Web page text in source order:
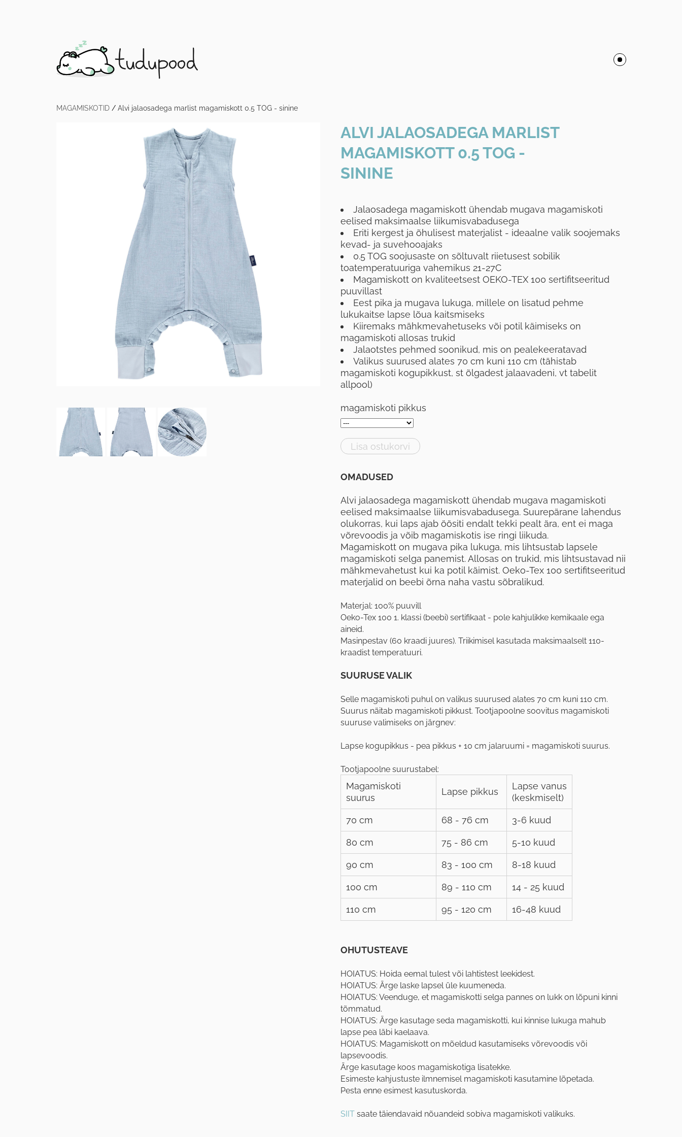
MAGAMISKOTID / Alvi jalaosadega marlist magamiskott 0.5 TOG - sinine
ALVI JALAOSADEGA MARLIST
MAGAMISKOTT 0.5 TOG -
SININE
Jalaosadega magamiskott ühendab mugava magamiskoti
eelised maksimaalse liikumisvabadusega
Eriti kergest ja õhulisest materjalist - ideaalne valik soojemaks
kevad- ja suvehooajaks
0.5 TOG soojusaste on sõltuvalt riietusest sobilik
toatemperatuuriga vahemikus 21-27C
Magamiskott on kvaliteetsest OEKO-TEX 100 sertifitseeritud
puuvillast
Eest pika ja mugava lukuga, millele on lisatud pehme
lukukaitse lapse lõua kaitsmiseks
Kiiremaks mähkmevahetuseks või potil käimiseks on
magamiskoti allosas trukid
Jalaotstes pehmed soonikud, mis on pealekeeratavad
Valikus suurused alates 70 cm kuni 110 cm (tähistab
magamiskoti kogupikkust, st õlgadest jalaavadeni, vt tabelit
allpool)
magamiskoti pikkus
Lisa ostukorvi
OMADUSED
Alvi jalaosadega magamiskott ühendab mugava magamiskoti
eelised maksimaalse liikumisvabadusega. Suurepärane lahendus
olukorras, kui laps ajab öösiti endalt tekki pealt ära, ent ei maga
võrevoodis ja võib magamiskotis ise ringi liikuda.
Magamiskott on mugava pika lukuga, mis lihtsustab lapsele
magamiskoti selga panemist. Allosas on trukid, mis lihtsustavad nii
mähkmevahetust kui ka potil käimist. Oeko-Tex 100 sertifitseeritud
materjalid on beebi õrna naha vastu sõbralikud.
Materjal: 100% puuvill
Oeko-Tex 100 1. klassi (beebi) sertifikaat - pole kahjulikke kemikaale ega
aineid.
Masinpestav (60 kraadi juures). Triikimisel kasutada maksimaalselt 110-
kraadist temperatuuri.
SUURUSE VALIK
Selle magamiskoti puhul on valikus suurused alates 70 cm kuni 110 cm.
Suurus näitab magamiskoti pikkust. Tootjapoolne soovitus magamiskoti
suuruse valimiseks on järgnev:
Lapse kogupikkus - pea pikkus + 10 cm jalaruumi = magamiskoti suurus.
Tootjapoolne suurustabel:
Magamiskoti
suurus
Lapse pikkus
Lapse vanus
(keskmiselt)
70 cm 68 - 76 cm 3-6 kuud
80 cm 75 - 86 cm 5-10 kuud
90 cm 83 - 100 cm 8-18 kuud
100 cm 89 - 110 cm 14 - 25 kuud
110 cm 95 - 120 cm 16-48 kuud
OHUTUSTEAVE
HOIATUS: Hoida eemal tulest või lahtistest leekidest.
HOIATUS: Ärge laske lapsel üle kuumeneda.
HOIATUS: Veenduge, et magamiskotti selga pannes on lukk on lõpuni kinni
tõmmatud.
HOIATUS: Ärge kasutage seda magamiskotti, kui kinnise lukuga mahub
lapse pea läbi kaelaava.
HOIATUS: Magamiskott on mõeldud kasutamiseks võrevoodis või
lapsevoodis.
Ärge kasutage koos magamiskotiga lisatekke.
Esimeste kahjustuste ilmnemisel magamiskoti kasutamine lõpetada.
Pesta enne esimest kasutuskorda.
SIIT saate täiendavaid nõuandeid sobiva magamiskoti valikuks.